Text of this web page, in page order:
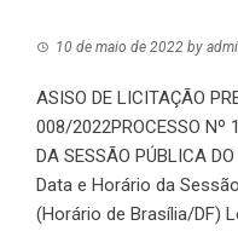
10 de maio de 2022 by
ASISO DE LICITAÇÃO
008/2022PROCESSO Nº
DA SESSÃO PÚBLICA
Data e Horário da
(Horário de Brasília/DF)